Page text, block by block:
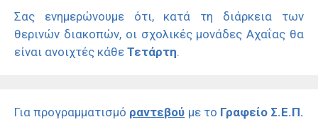
Σας ενημερώνουμε ότι, κατά τη διάρκεια των
θερινών διακοπών, οι σχολικές μονάδες Αχαΐας θα
είναι ανοιχτές κάθε Τετάρτη.
Για προγραμματισμό ραντεβού με το Γραφείο Σ.Ε.Π.